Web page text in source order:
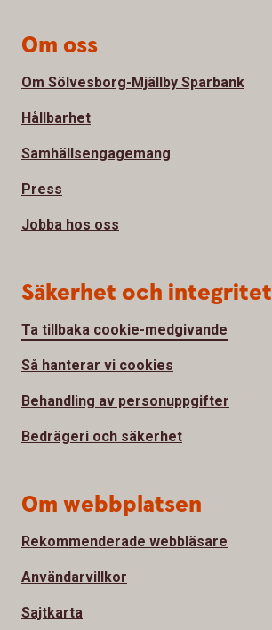
Om oss
Om Sölvesborg-Mjällby Sparbank
Hållbarhet
Samhällsengagemang
Press
Jobba hos oss
Säkerhet och integritet
Ta tillbaka cookie-medgivande
Så hanterar vi cookies
Behandling av personuppgifter
Bedrägeri och säkerhet
Om webbplatsen
Rekommenderade webbläsare
Användarvillkor
Sajtkarta